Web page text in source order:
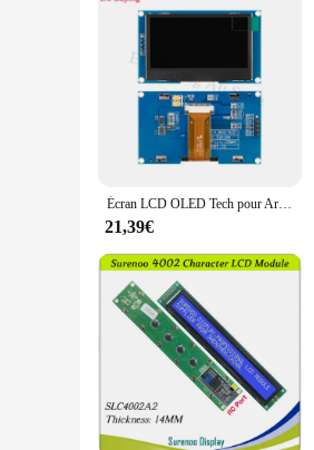
Écran LCD OLED Tech pour Ardu37, 2.42 ", 2.42", 12864x64, SSD1309, éventuelles I, IIC, I2C, Wild, 4 broches, 7 broches, 128
21,39€